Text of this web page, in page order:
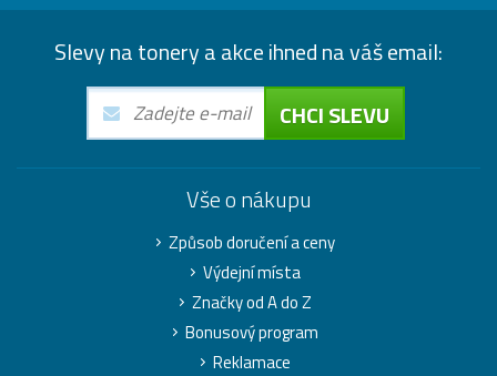
Slevy na tonery a akce ihned na váš email:
CHCI SLEVU
Vše o nákupu
Způsob doručení a ceny
Výdejní místa
Značky od A do Z
Bonusový program
Reklamace